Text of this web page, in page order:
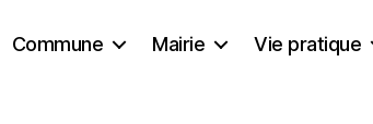
Commune Mairie Vie pratique